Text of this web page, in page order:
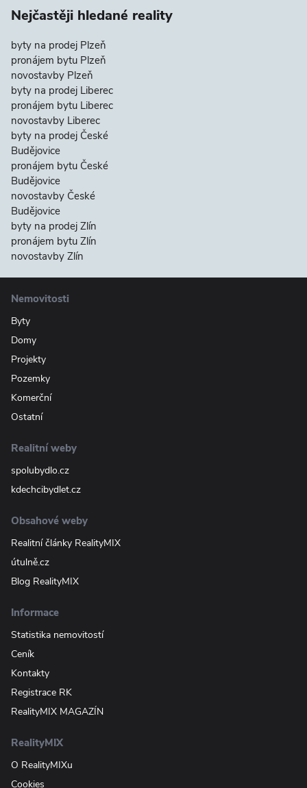
Nejčastěji hledané reality
byty na prodej Plzeň
pronájem bytu Plzeň
novostavby Plzeň
byty na prodej Liberec
pronájem bytu Liberec
novostavby Liberec
byty na prodej České
Budějovice
pronájem bytu České
Budějovice
novostavby České
Budějovice
byty na prodej Zlín
pronájem bytu Zlín
novostavby Zlín
Nemovitosti
Byty
Domy
Projekty
Pozemky
Komerční
Ostatní
Realitní weby
spolubydlo.cz
kdechcibydlet.cz
Obsahové weby
Realitní články RealityMIX
útulně.cz
Blog RealityMIX
Informace
Statistika nemovitostí
Ceník
Kontakty
Registrace RK
RealityMIX MAGAZÍN
RealityMIX
O RealityMIXu
Cookies